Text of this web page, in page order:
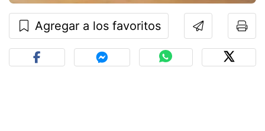
Agregar a los favoritos